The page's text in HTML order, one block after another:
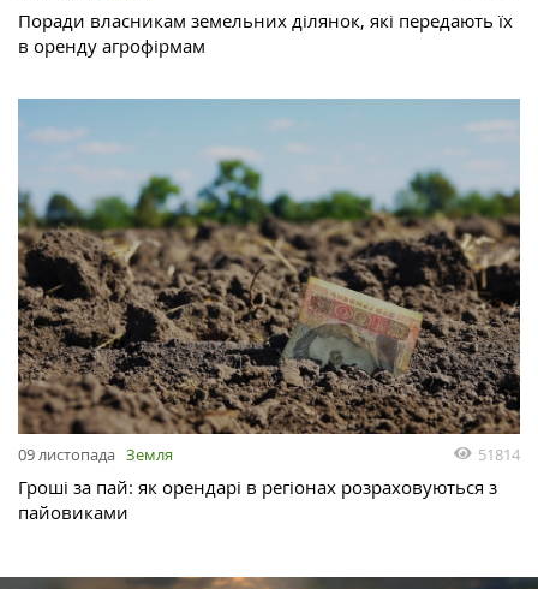
Поради власникам земельних ділянок, які передають їх
в оренду агрофірмам
09 листопада Земля 51814
Гроші за пай: як орендарі в регіонах розраховуються з
пайовиками